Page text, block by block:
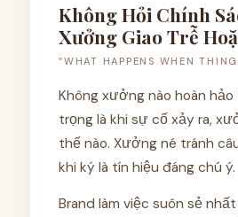
Không Hỏi Chính
Xưởng Giao Trễ
“WHAT HAPPENS WHEN
Không xưởng nào hoàn hảo
trọng là khi sự cố xảy ra,
thế nào. Xưởng né tránh
khi ký là tín hiệu đáng chú ý.
Brand làm việc suôn sẻ